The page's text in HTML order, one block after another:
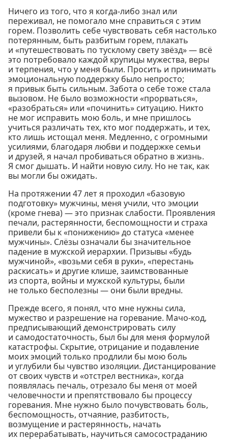
Ничего из того, что я когда-либо знал или
переживал, не помогало мне справиться с этим
горем. Позволить себе чувствовать себя настолько
потерянным, быть разбитым горем, плакать
и «путешествовать по тусклому свету звёзд» — всё
это потребовало каждой крупицы мужества, веры
и терпения, что у меня были. Просить и принимать
эмоциональную поддержку было непросто;
я привык быть сильным. Забота о себе тоже стала
вызовом. Не было возможности «прорваться»,
«разобраться» или «починить» ситуацию. Никто
не мог исправить мою боль, и мне пришлось
учиться различать тех, кто мог поддержать, и тех,
кто лишь истощал меня. Медленно, с огромными
усилиями, благодаря любви и поддержке семьи
и друзей, я начал пробиваться обратно в жизнь.
Я смог дышать. И найти новую силу. Но не так, как
вы могли бы ожидать.
На протяжении 47 лет я проходил «базовую
подготовку» мужчины, меня учили, что эмоции
(кроме гнева) — это признак слабости. Проявления
печали, растерянности, беспомощности и страха
привели бы к «понижению» до статуса «менее
мужчины». Слёзы означали бы значительное
падение в мужской иерархии. Призывы «будь
мужчиной», «возьми себя в руки», «перестань
раскисать» и другие клише, заимствованные
из спорта, войны и мужской культуры, были
не только бесполезны — они были вредны.
Прежде всего, я понял, что мне нужны сила,
мужество и разрешение на горевание. Мачо-код,
предписывающий демонстрировать силу
и самодостаточность, был бы для меня формулой
катастрофы. Скрытие, отрицание и подавление
моих эмоций только продлили бы мою боль
и углубили бы чувство изоляции. Дистанцирование
от своих чувств и «отстрел вестника», когда
появлялась печаль, отрезало бы меня от моей
человечности и препятствовало бы процессу
горевания. Мне нужно было почувствовать боль,
беспомощность, отчаяние, разбитость,
возмущение и растерянность, начать
их перерабатывать, научиться самосостраданию